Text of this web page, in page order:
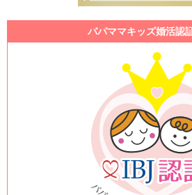
パパママキッズ婚活認